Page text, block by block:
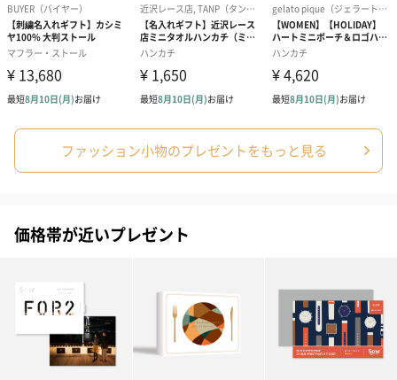
ファッション小物のプレゼントをもっと見る
価格帯が近いプレゼント